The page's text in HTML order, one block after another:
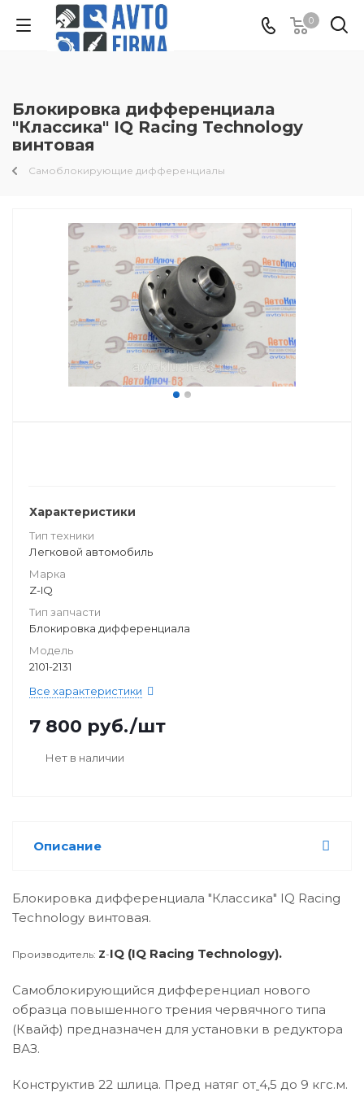
0
Блокировка дифференциала
"Классика" IQ Racing Technology
винтовая
Самоблокирующие дифференциалы
Характеристики
Тип техники
Легковой автомобиль
Марка
Z-IQ
Тип запчасти
Блокировка дифференциала
Модель
2101-2131
Все характеристики
7 800 руб./шт
Нет в наличии
Описание
Блокировка дифференциала "Классика" IQ Racing
Technology винтовая.
Производитель: Z-IQ (IQ Racing Technology).
Самоблокирующийся дифференциал нового
образца повышенного трения червячного типа
(Квайф) предназначен для установки в редуктора
ВАЗ.
Конструктив 22 шлица. Пред натяг от 4,5 до 9 кгс.м.